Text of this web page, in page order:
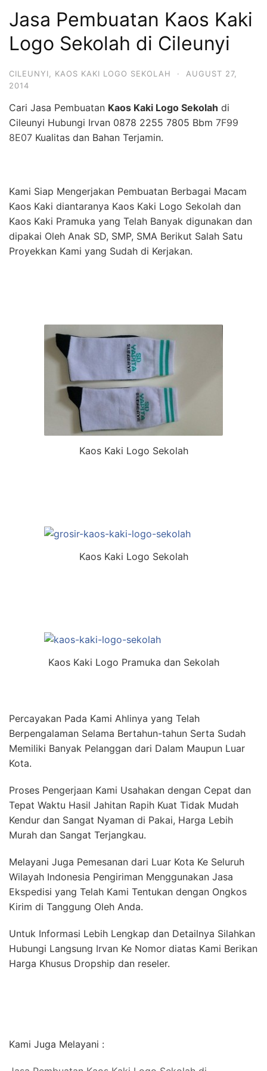
Jasa Pembuatan Kaos Kaki
Logo Sekolah di Cileunyi
CILEUNYI KAOS KAKI LOGO SEKOLAH ·
AUGUST 27,
2014
Cari Jasa Pembuatan Kaos Kaki Logo Sekolah di
Cileunyi Hubungi Irvan 0878 2255 7805 Bbm 7F99
8E07 Kualitas dan Bahan Terjamin.
Kami Siap Mengerjakan Pembuatan Berbagai Macam
Kaos Kaki diantaranya Kaos Kaki Logo Sekolah dan
Kaos Kaki Pramuka yang Telah Banyak digunakan dan
dipakai Oleh Anak SD, SMP, SMA Berikut Salah Satu
Proyekkan Kami yang Sudah di Kerjakan.
Kaos Kaki Logo Sekolah
Kaos Kaki Logo Sekolah
Kaos Kaki Logo Pramuka dan Sekolah
Percayakan Pada Kami Ahlinya yang Telah
Berpengalaman Selama Bertahun-tahun Serta Sudah
Memiliki Banyak Pelanggan dari Dalam Maupun Luar
Kota.
Proses Pengerjaan Kami Usahakan dengan Cepat dan
Tepat Waktu Hasil Jahitan Rapih Kuat Tidak Mudah
Kendur dan Sangat Nyaman di Pakai, Harga Lebih
Murah dan Sangat Terjangkau.
Melayani Juga Pemesanan dari Luar Kota Ke Seluruh
Wilayah Indonesia Pengiriman Menggunakan Jasa
Ekspedisi yang Telah Kami Tentukan dengan Ongkos
Kirim di Tanggung Oleh Anda.
Untuk Informasi Lebih Lengkap dan Detailnya Silahkan
Hubungi Langsung Irvan Ke Nomor diatas Kami Berikan
Harga Khusus Dropship dan reseler.
Kami Juga Melayani :